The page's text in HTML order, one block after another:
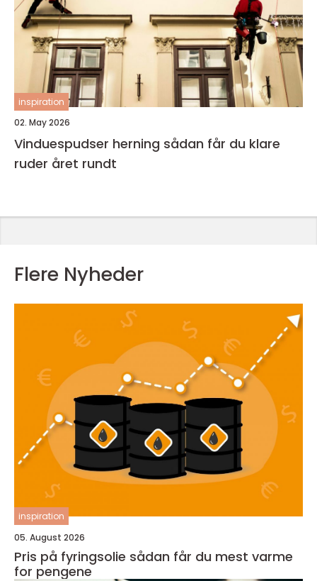
inspiration
02. May 2026
Vinduespudser herning sådan får du klare
ruder året rundt
Flere Nyheder
inspiration
05. August 2026
Pris på fyringsolie sådan får du mest varme
for pengene